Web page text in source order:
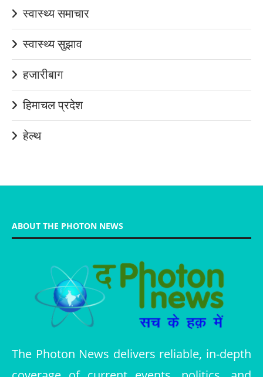
स्वास्थ्य समाचार
स्वास्थ्य सुझाव
हजारीबाग
हिमाचल प्रदेश
हेल्थ
ABOUT THE PHOTON NEWS
The Photon News delivers reliable, in-depth